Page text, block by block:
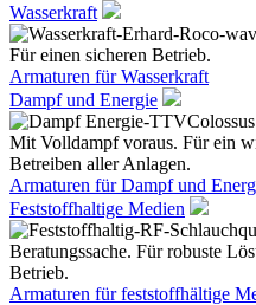
Wasserkraft
Für einen sicheren Betrieb.
Armaturen für Wasserkraft
Dampf und Energie
Mit Volldampf voraus. Für ein
Betreiben aller Anlagen.
Armaturen für Dampf und
Feststoffhaltige Medien
Beratungssache. Für robuste
Betrieb.
Armaturen für feststoffhältige